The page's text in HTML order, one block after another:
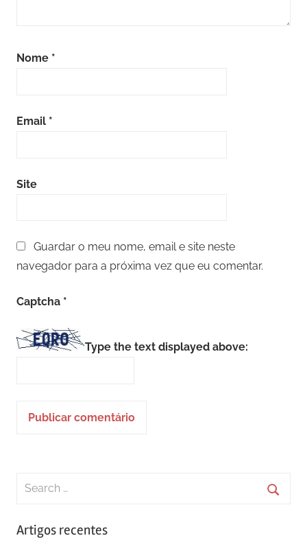
Nome *
Email *
Site
Guardar o meu nome, email e site neste
navegador para a próxima vez que eu comentar.
Captcha *
Type the text displayed above:
Search
Artigos recentes